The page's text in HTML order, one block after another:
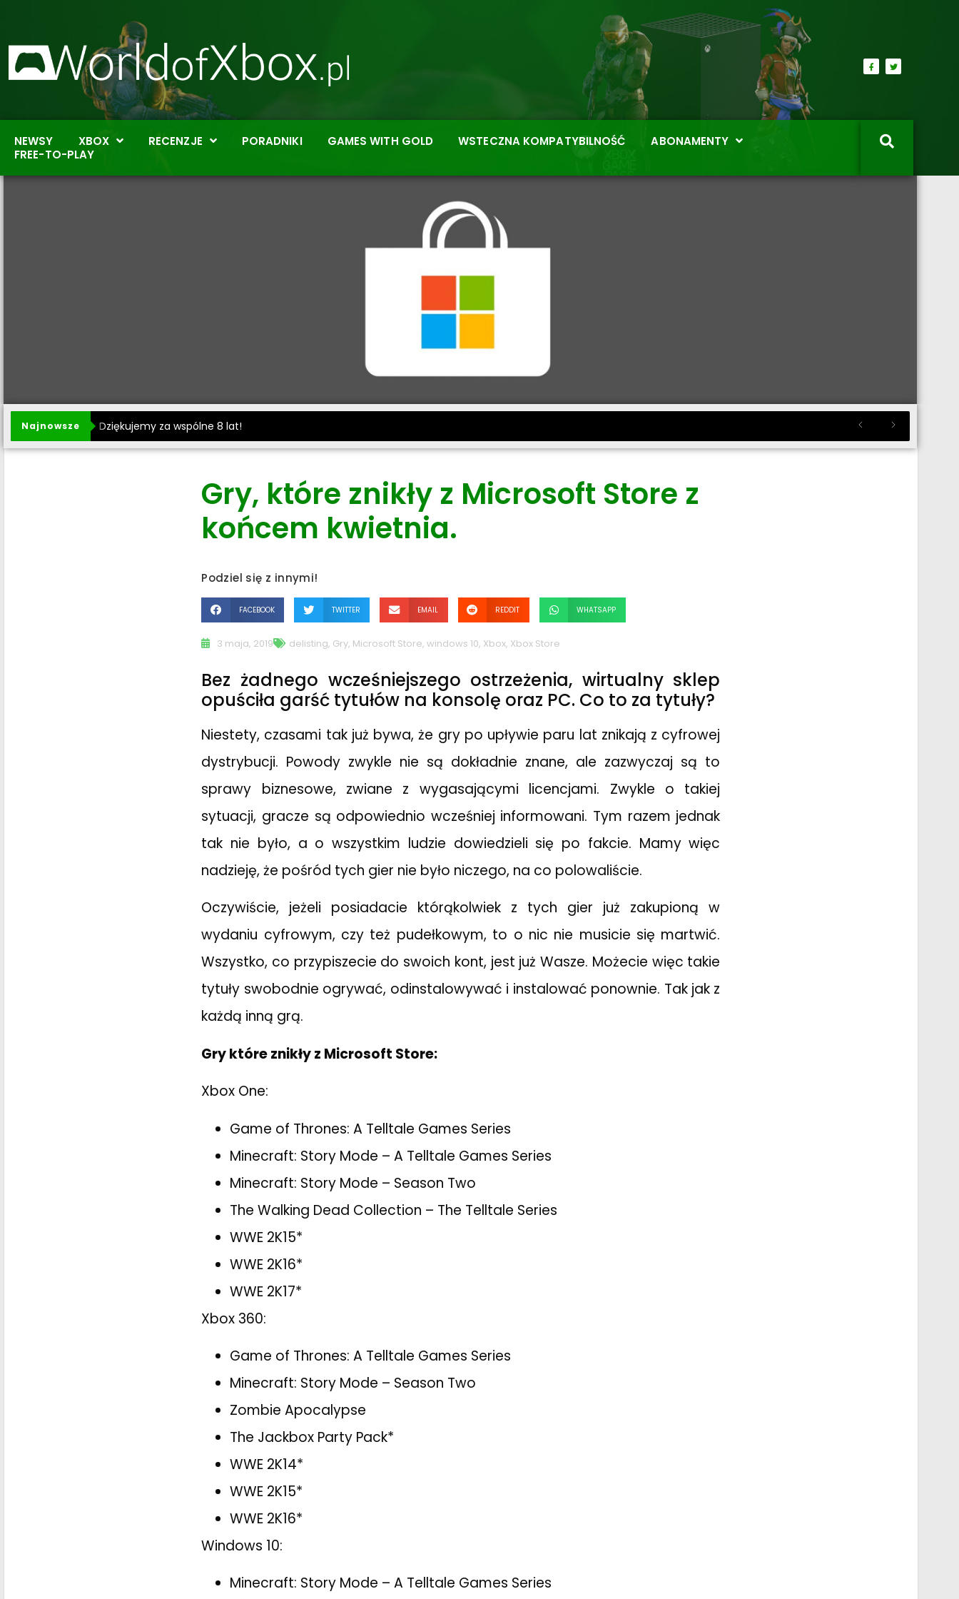
NEWSY XBOX RECENZJE PORADNIKI GAMES WITH GOLD WSTECZNA KOMPATYBILNOŚĆ
ABONAMENTY
FREE-TO-PLAY
Najnowsze Dziękujemy za wspólne 8 lat!
Gry, które znikły z Microsoft Store z
końcem kwietnia.
Podziel się z innymi!
FACEBOOK TWITTER EMAIL REDDIT WHATSAPP
3 maja, 2019 delisting, Gry, Microsoft Store,windows 10, Xbox, Xbox Store
Bez żadnego wcześniejszego ostrzeżenia, wirtualny sklep
opuściła garść tytułów na konsolę oraz PC. Co to za tytuły?
Niestety, czasami tak już bywa, że gry po upływie paru lat znikają z cyfrowej
dystrybucji. Powody zwykle nie są dokładnie znane, ale zazwyczaj są to
sprawy biznesowe, zwiane z wygasającymi licencjami. Zwykle o takiej
sytuacji, gracze są odpowiednio wcześniej informowani. Tym razem jednak
tak nie było, a o wszystkim ludzie dowiedzieli się po fakcie. Mamy więc
nadzieję, że pośród tych gier nie było niczego, na co polowaliście.
Oczywiście, jeżeli posiadacie którąkolwiek z tych gier już zakupioną w
wydaniu cyfrowym, czy też pudełkowym, to o nic nie musicie się martwić.
Wszystko, co przypiszecie do swoich kont, jest już Wasze. Możecie więc takie
tytuły swobodnie ogrywać, odinstalowywać i instalować ponownie. Tak jak z
każdą inną grą.
Gry które znikły z Microsoft Store:
Xbox One:
Game of Thrones: A Telltale Games Series
Minecraft: Story Mode – A Telltale Games Series
Minecraft: Story Mode – Season Two
The Walking Dead Collection – The Telltale Series
WWE 2K15*
WWE 2K16*
WWE 2K17*
Xbox 360:
Game of Thrones: A Telltale Games Series
Minecraft: Story Mode – Season Two
Zombie Apocalypse
The Jackbox Party Pack*
WWE 2K14*
WWE 2K15*
WWE 2K16*
Windows 10:
Minecraft: Story Mode – A Telltale Games Series